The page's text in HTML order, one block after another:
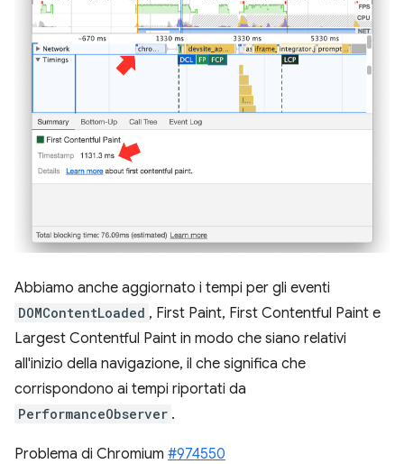
Abbiamo anche aggiornato i tempi per gli eventi
DOMContentLoaded , First Paint, First Contentful Paint e
Largest Contentful Paint in modo che siano relativi
all'inizio della navigazione, il che significa che
corrispondono ai tempi riportati da
PerformanceObserver .
Problema di Chromium #974550